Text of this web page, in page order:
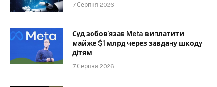
7 Серпня 2026
Суд зобов’язав Meta виплатити
майже $1 млрд через завдану шкоду
дітям
7 Серпня 2026